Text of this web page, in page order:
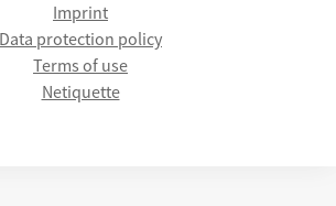
Imprint
Data protection policy
Terms of use
Netiquette